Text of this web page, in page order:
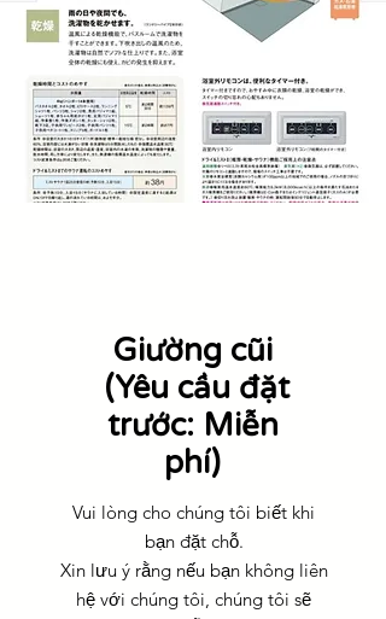
Giường cũi
​ (Yêu cầu đặt
trước: Miễn
phí)
Vui lòng cho chúng tôi biết khi
bạn đặt chỗ.
Xin lưu ý rằng nếu bạn không liên
hệ với chúng tôi, chúng tôi sẽ